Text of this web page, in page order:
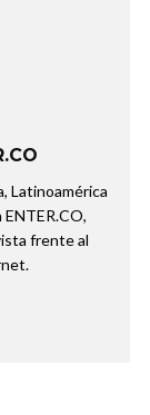
Latinoamérica
frente al